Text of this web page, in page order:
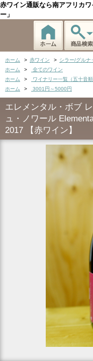
赤ワイン通販なら南アフリカ
ー」
ホーム > 赤ワイン > シラー/グルナ
ホーム
>
全てのワイン
ホーム
> ワイナリー一覧（五十音順
ホーム
> 3001円～5000円
エレメンタル・ボブ
ュ・ノワール
2017 【赤ワイン】